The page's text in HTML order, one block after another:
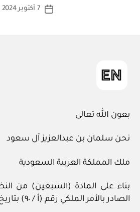
كاتب
ة
تاريخ
7 أكتوبر 2024
بعون الله تعالى
نحن سلمان بن عبدالعزيز آل سعود
ملك المملكة العربية السعودية
بناء على المادة (السبعين) من
الصادر بالأمر الملكي رقم (أ / ٩٠) بتاريخ ٢٧ / ‏٨‏ / ١٤١٢هـ.